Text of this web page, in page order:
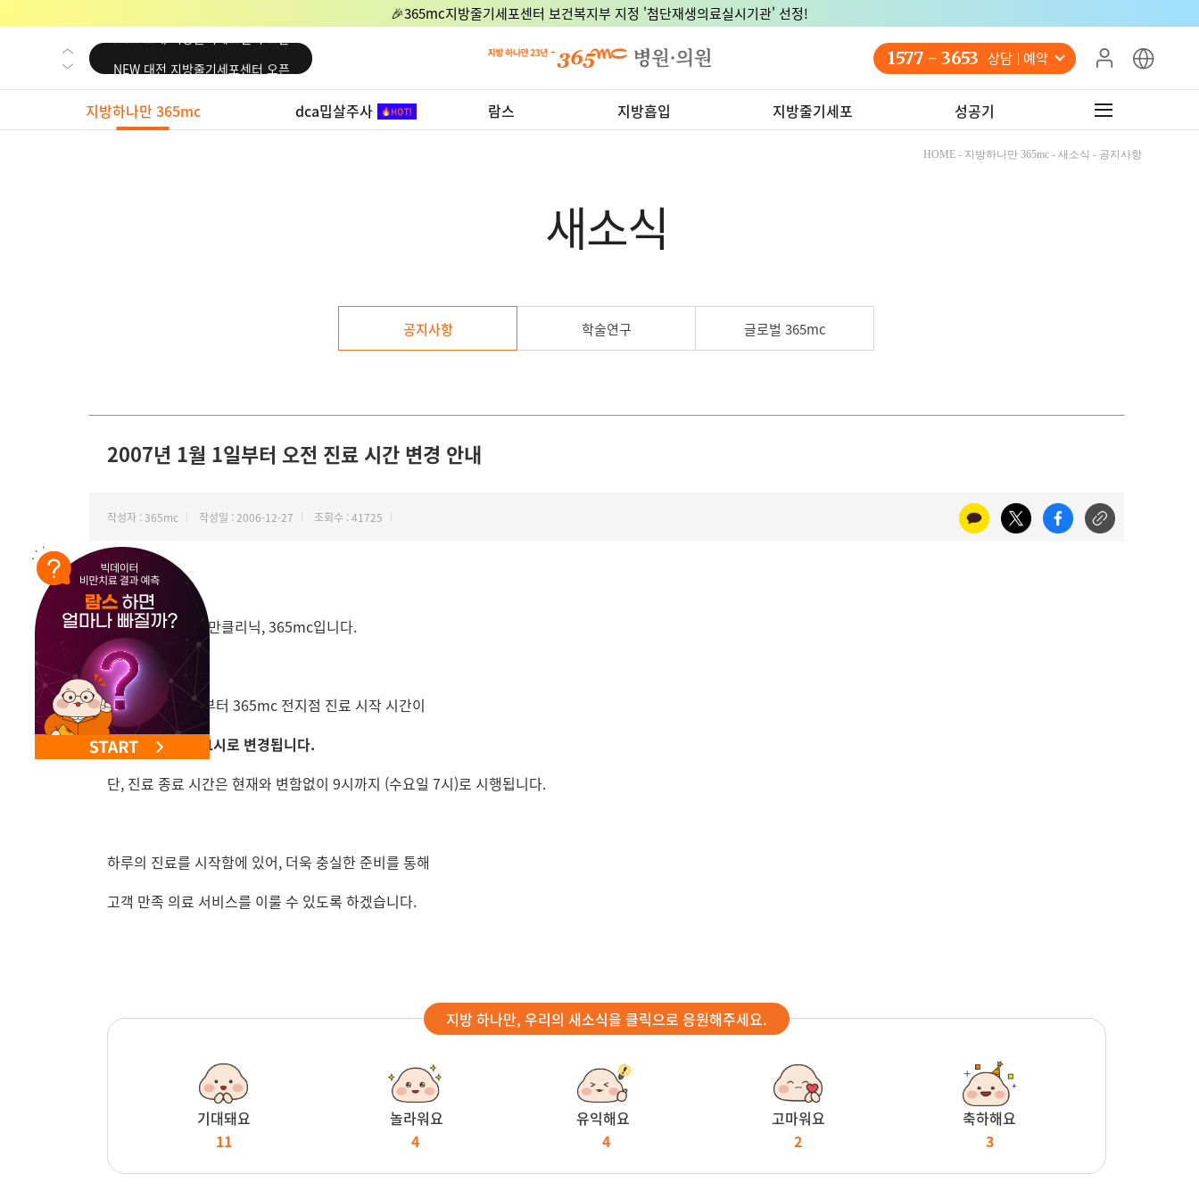
🎉365mc지방줄기세포센터 보건복지부 지정 '첨단재생의료실시기관' 선정!
NEW 교대 지방줄기세포센터 오픈
NEW 노원 지방줄기세포센터 오픈
NEW 미국 LA점 오픈
1577 - 3653 상담 예약
지방하나만 365mc dca밉살주사 람스 지방흡입 지방줄기세포 성공기
HOME - 지방하나만 365mc - 새소식 - 공지사항
새소식
공지사항 학술연구 글로벌 365mc
2007년 1월 1일부터 오전 진료 시간 변경 안내
작성자 : 365mc 작성일 : 2006-12-27 조회수 : 41725
안녕하세요?
대한민국 대표 비만클리닉, 365mc입니다.
2007년 1월 1일부터 365mc 전지점 진료 시작 시간이
오전 10시에서 11시로 변경됩니다.
단, 진료 종료 시간은 현재와 변함없이 9시까지 (수요일 7시)로 시행됩니다.
하루의 진료를 시작함에 있어, 더욱 충실한 준비를 통해
고객 만족 의료 서비스를 이룰 수 있도록 하겠습니다.
지방 하나만, 우리의 새소식을 클릭으로 응원해주세요.
기대돼요
11
놀라워요
4
유익해요
4
고마워요
2
축하해요
3